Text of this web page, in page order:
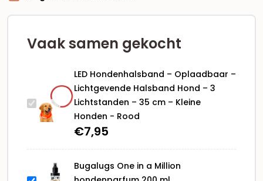
Vaak samen gekocht
LED Hondenhalsband – Oplaadbaar –
Lichtgevende Halsband Hond – 3
Lichtstanden – 35 cm – Kleine
Honden - Rood
€7,95
Bugalugs One in a Million